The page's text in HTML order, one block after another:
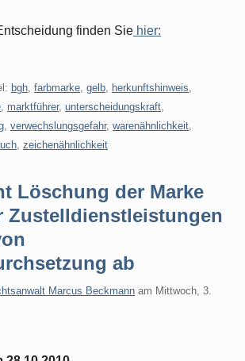
finden Sie hier:
bgh farbmarke gelb herkunftshinweis
marktführer, unterscheidungskraft
verwechslungsgefahr, warenähnlichkeit
zeichenähnlichkeit
Löschung der Marke
Zustelldienstleistungen
ab
Marcus Beckmann am Mittwoch, 3.